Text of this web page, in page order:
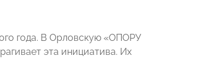
года. В Орловскую «ОПОРУ
эта инициатива. Их